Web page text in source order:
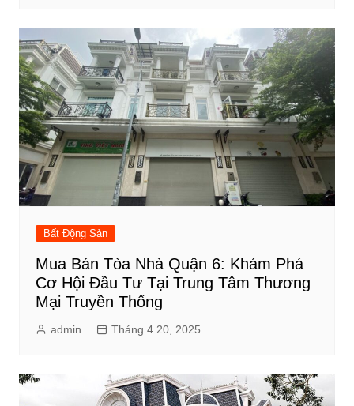
Bất Động Sản
Mua Bán Tòa Nhà Quận 6: Khám Phá
Cơ Hội Đầu Tư Tại Trung Tâm Thương
Mại Truyền Thống
admin Tháng 4 20, 2025